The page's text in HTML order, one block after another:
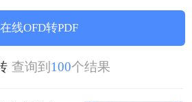
办公。
在线OFD转PDF
查询到 100个结果